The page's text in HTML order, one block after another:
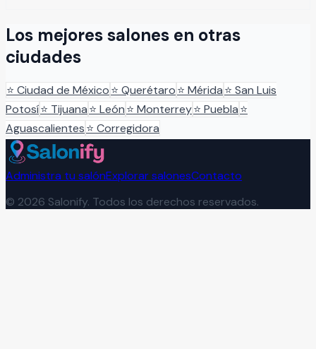
Los mejores salones en otras
ciudades
⭐ Ciudad de México⭐ Querétaro⭐ Mérida⭐ San Luis
Potosí⭐ Tijuana⭐ León⭐ Monterrey⭐ Puebla⭐
Aguascalientes⭐ Corregidora
Administra tu salónExplorar salonesContacto
© 2026 Salonify. Todos los derechos reservados.